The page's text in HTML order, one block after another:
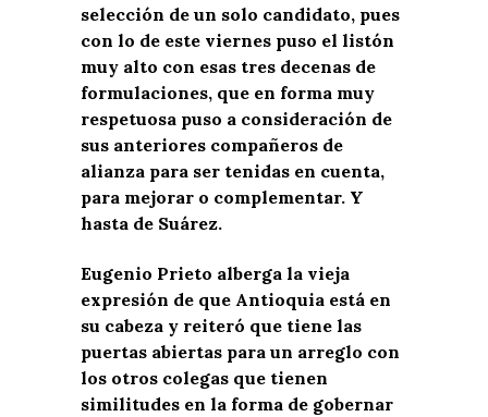
selección de un solo candidato, pues
con lo de este viernes puso el listón
muy alto con esas tres decenas de
formulaciones, que en forma muy
respetuosa puso a consideración de
sus anteriores compañeros de
alianza para ser tenidas en cuenta,
para mejorar o complementar. Y
hasta de Suárez.
Eugenio Prieto alberga la vieja
expresión de que Antioquia está en
su cabeza y reiteró que tiene las
puertas abiertas para un arreglo con
los otros colegas que tienen
similitudes en la forma de gobernar